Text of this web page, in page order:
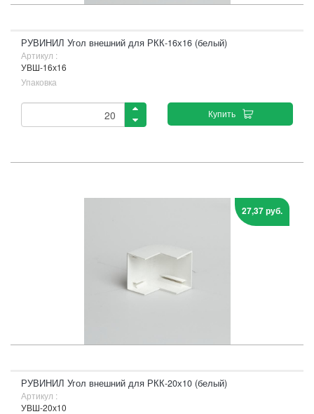
РУВИНИЛ Угол внешний для РКК-16х16 (белый)
Артикул :
УВШ-16х16
Упаковка
Купить
27,37 руб.
РУВИНИЛ Угол внешний для РКК-20х10 (белый)
Артикул :
УВШ-20х10